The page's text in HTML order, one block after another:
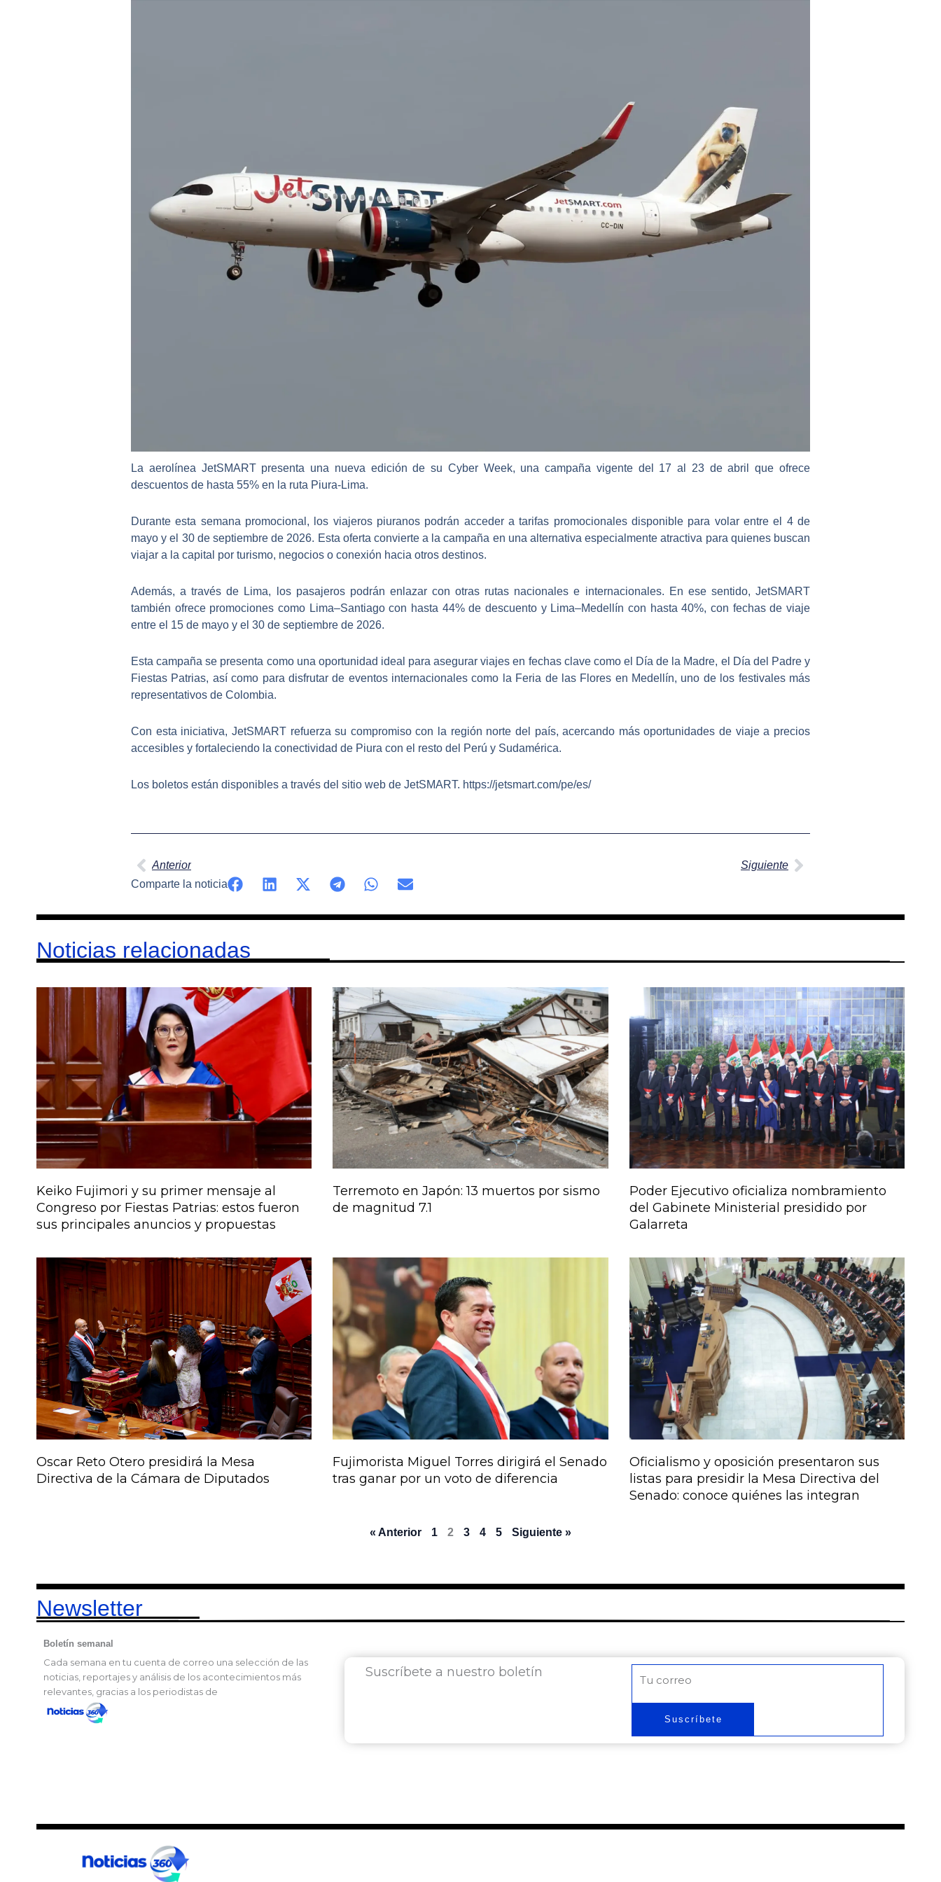
La aerolínea JetSMART presenta una nueva edición de su Cyber Week, una campaña vigente del 17 al 23 de abril que ofrece
descuentos de hasta 55% en la ruta Piura-Lima.
Durante esta semana promocional, los viajeros piuranos podrán acceder a tarifas promocionales disponible para volar entre el 4 de
mayo y el 30 de septiembre de 2026. Esta oferta convierte a la campaña en una alternativa especialmente atractiva para quienes buscan
viajar a la capital por turismo, negocios o conexión hacia otros destinos.
Además, a través de Lima, los pasajeros podrán enlazar con otras rutas nacionales e internacionales. En ese sentido, JetSMART
también ofrece promociones como Lima–Santiago con hasta 44% de descuento y Lima–Medellín con hasta 40%, con fechas de viaje
entre el 15 de mayo y el 30 de septiembre de 2026.
Esta campaña se presenta como una oportunidad ideal para asegurar viajes en fechas clave como el Día de la Madre, el Día del Padre y
Fiestas Patrias, así como para disfrutar de eventos internacionales como la Feria de las Flores en Medellín, uno de los festivales más
representativos de Colombia.
Con esta iniciativa, JetSMART refuerza su compromiso con la región norte del país, acercando más oportunidades de viaje a precios
accesibles y fortaleciendo la conectividad de Piura con el resto del Perú y Sudamérica.
Los boletos están disponibles a través del sitio web de JetSMART. https://jetsmart.com/pe/es/
Anterior Siguiente
Comparte la noticia
Noticias relacionadas
Keiko Fujimori y su primer mensaje al
Congreso por Fiestas Patrias: estos fueron
sus principales anuncios y propuestas
Terremoto en Japón: 13 muertos por sismo
de magnitud 7.1
Poder Ejecutivo oficializa nombramiento
del Gabinete Ministerial presidido por
Galarreta
Oscar Reto Otero presidirá la Mesa
Directiva de la Cámara de Diputados
Fujimorista Miguel Torres dirigirá el Senado
tras ganar por un voto de diferencia
Oficialismo y oposición presentaron sus
listas para presidir la Mesa Directiva del
Senado: conoce quiénes las integran
« Anterior
Página
1
Página
2
Página
3
Página
4
Página
5 Siguiente »
Newsletter
Boletín semanal
Cada semana en tu cuenta de correo una selección de las
noticias, reportajes y análisis de los acontecimientos más
relevantes, gracias a los periodistas de
Suscríbete a nuestro boletín
Suscríbete